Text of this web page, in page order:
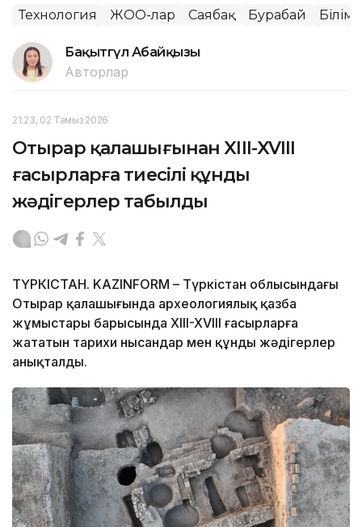
Технология ЖОО-лар Саябақ Бурабай
Бақытгүл Абайқызы
Авторлар
21:23, 02 Тамыз 2026
Отырар қалашығынан XIII-XVIII
ғасырларға тиесілі құнды
жәдігерлер табылды
ТҮРКІСТАН. KAZINFORM – Түркістан облысындағы
Отырар қалашығында археологиялық қазба
жұмыстары барысында XIII-XVIII ғасырларға
жататын тарихи нысандар мен құнды жәдігерлер
анықталды.